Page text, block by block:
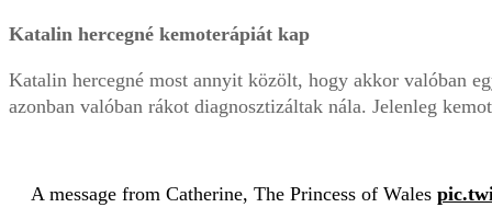
Katalin hercegné kemoterápiát kap
Katalin hercegné most annyit közölt, hogy akkor valóban
azonban valóban rákot diagnosztizáltak nála. Jelenleg
A message from Catherine, The Princess of Wales